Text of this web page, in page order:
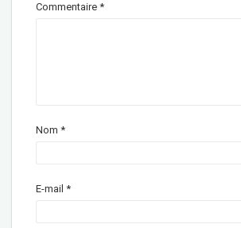
Commentaire *
Nom *
E-mail *